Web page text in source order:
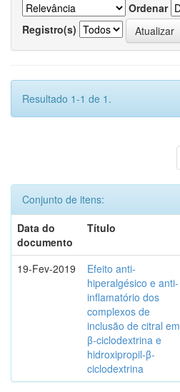
Ordenar
Registro(s)
Resultado 1-1 de 1.
Conjunto de itens:
Data do
documento
Título
19-Fev-2019
Efeito anti-
hiperalgésico e anti-
inflamatório dos
complexos de
inclusão de citral em
β-ciclodextrina e
hidroxipropil-β-
ciclodextrina